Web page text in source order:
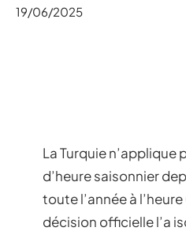
19/06/2025
La Turquie n’applique
d’heure saisonnier
toute l’année à
décision officielle l’a